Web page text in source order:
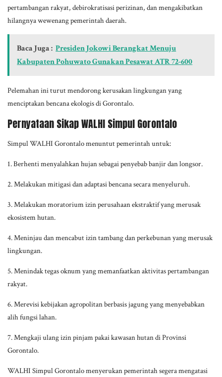
pertambangan rakyat, debirokratisasi perizinan, dan mengakibatkan
hilangnya wewenang pemerintah daerah.
Baca Juga : Presiden Jokowi Berangkat Menuju
Kabupaten Pohuwato Gunakan Pesawat ATR 72-600
Pelemahan ini turut mendorong kerusakan lingkungan yang
menciptakan bencana ekologis di Gorontalo.
Pernyataan Sikap WALHI Simpul Gorontalo
Simpul WALHI Gorontalo menuntut pemerintah untuk:
1. Berhenti menyalahkan hujan sebagai penyebab banjir dan longsor.
2. Melakukan mitigasi dan adaptasi bencana secara menyeluruh.
3. Melakukan moratorium izin perusahaan ekstraktif yang merusak
ekosistem hutan.
4. Meninjau dan mencabut izin tambang dan perkebunan yang merusak
lingkungan.
5. Menindak tegas oknum yang memanfaatkan aktivitas pertambangan
rakyat.
6. Merevisi kebijakan agropolitan berbasis jagung yang menyebabkan
alih fungsi lahan.
7. Mengkaji ulang izin pinjam pakai kawasan hutan di Provinsi
Gorontalo.
WALHI Simpul Gorontalo menyerukan pemerintah segera mengatasi